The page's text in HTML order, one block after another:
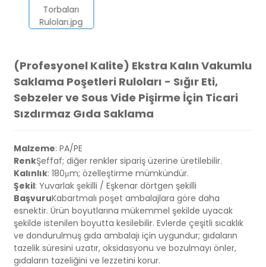
(Profesyonel Kalite) Ekstra Kalın Vakumlu
Saklama Poşetleri Ruloları - Sığır Eti,
Sebzeler ve Sous Vide Pişirme İçin Ticari
Sızdırmaz Gıda Saklama
Malzeme: PA/PE
RenkŞeffaf; diğer renkler sipariş üzerine üretilebilir.
Kalınlık: 180μm; özelleştirme mümkündür.
Şekil: Yuvarlak şekilli / Eşkenar dörtgen şekilli
BaşvuruKabartmalı poşet ambalajlara göre daha
esnektir. Ürün boyutlarına mükemmel şekilde uyacak
şekilde istenilen boyutta kesilebilir. Evlerde çeşitli sıcaklık
ve dondurulmuş gıda ambalajı için uygundur; gıdaların
tazelik süresini uzatır, oksidasyonu ve bozulmayı önler,
gıdaların tazeliğini ve lezzetini korur.